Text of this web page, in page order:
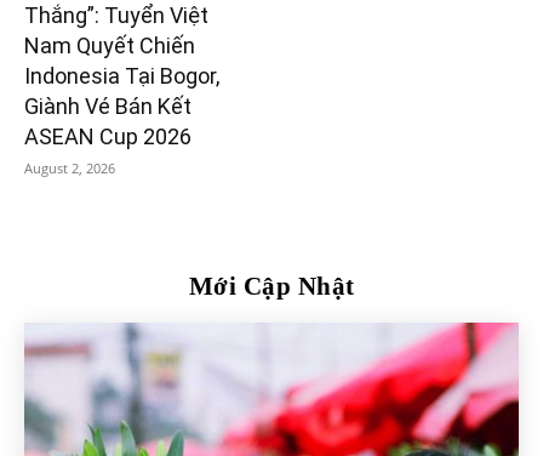
Thắng”: Tuyển Việt
Nam Quyết Chiến
Indonesia Tại Bogor,
Giành Vé Bán Kết
ASEAN Cup 2026
August 2, 2026
Mới Cập Nhật